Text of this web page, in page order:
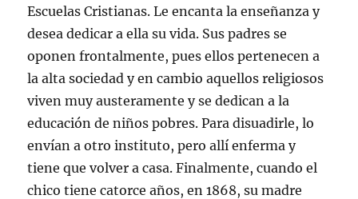
Escuelas Cristianas. Le encanta la enseñanza y
desea dedicar a ella su vida. Sus padres se
oponen frontalmente, pues ellos pertenecen a
la alta sociedad y en cambio aquellos religiosos
viven muy austeramente y se dedican a la
educación de niños pobres. Para disuadirle, lo
envían a otro instituto, pero allí enferma y
tiene que volver a casa. Finalmente, cuando el
chico tiene catorce años, en 1868, su madre